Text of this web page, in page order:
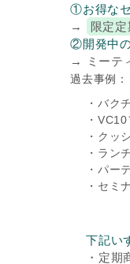
①お得な
→
限定
②開発中
→ ミーテ
過去事例：
・バク
・
・クッ
・ラン
・パー
・セミ
下記い
・定期